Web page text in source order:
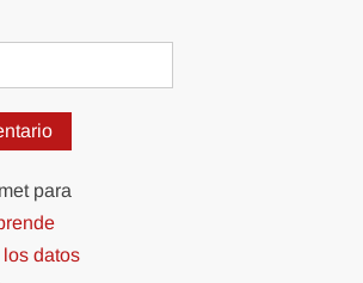
para
datos